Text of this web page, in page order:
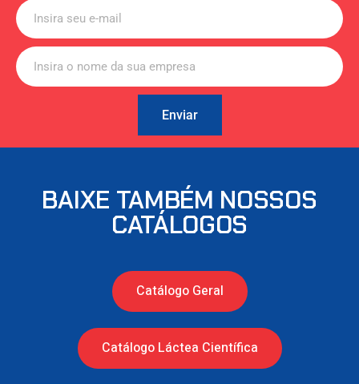
Enviar
BAIXE TAMBÉM NOSSOS
CATÁLOGOS
Catálogo Geral
Catálogo Láctea Científica